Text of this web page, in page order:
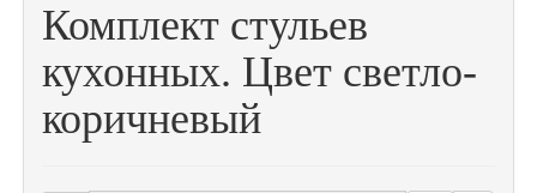
Комплект стульев
кухонных. Цвет светло-
коричневый